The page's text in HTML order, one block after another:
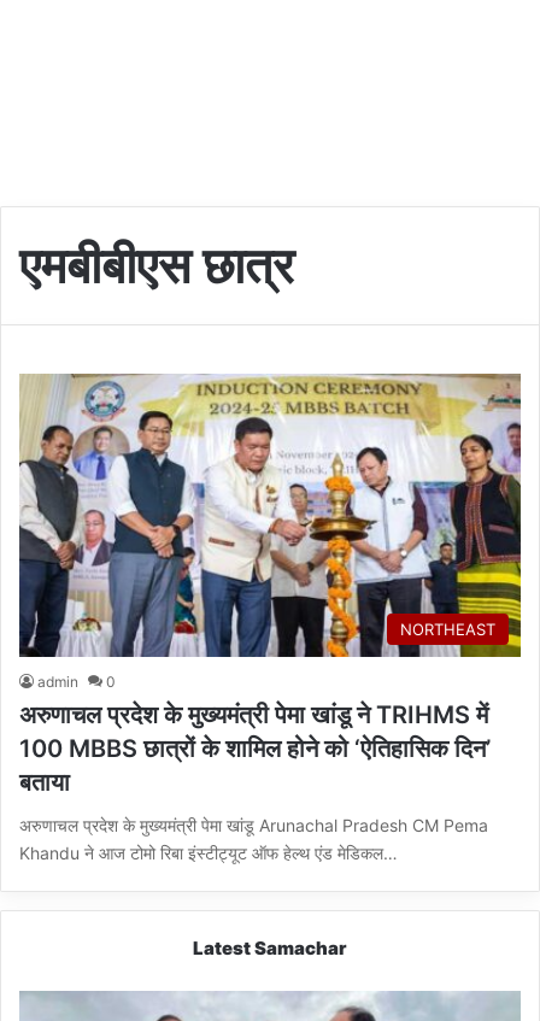
एमबीबीएस छात्र
NORTHEAST
admin 0
अरुणाचल प्रदेश के मुख्यमंत्री पेमा खांडू ने TRIHMS में
100 MBBS छात्रों के शामिल होने को ‘ऐतिहासिक दिन’
बताया
अरुणाचल प्रदेश के मुख्यमंत्री पेमा खांडू Arunachal Pradesh CM Pema
Khandu ने आज टोमो रिबा इंस्टीट्यूट ऑफ हेल्थ एंड मेडिकल…
Latest Samachar